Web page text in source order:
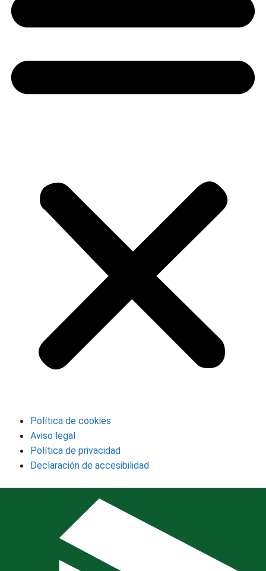
Política de cookies
Aviso legal
Política de privacidad
Declaración de accesibilidad